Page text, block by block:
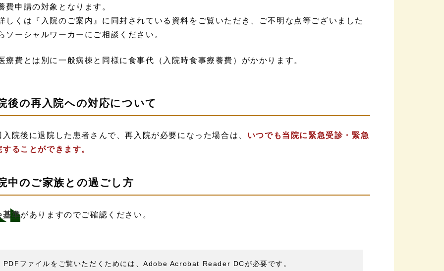
費申請の対象となります。
しくは『入院のご案内』に同封されている資料をご覧いただき、ご不明な点等ございました
ソーシャルワーカーにご相談ください。
療費とは別に一般病棟と同様に食事代（入院時食事療養費）がかかります。
後の再入院への対応について
入院後に退院した患者さんで、再入院が必要になった場合は、 いつでも当院に緊急受診・緊急
することができます。
中のご家族との過ごし方
基準がありますのでご確認ください。
PDFファイルをご覧いただくためには、Adobe Acrobat Reader DCが必要です。